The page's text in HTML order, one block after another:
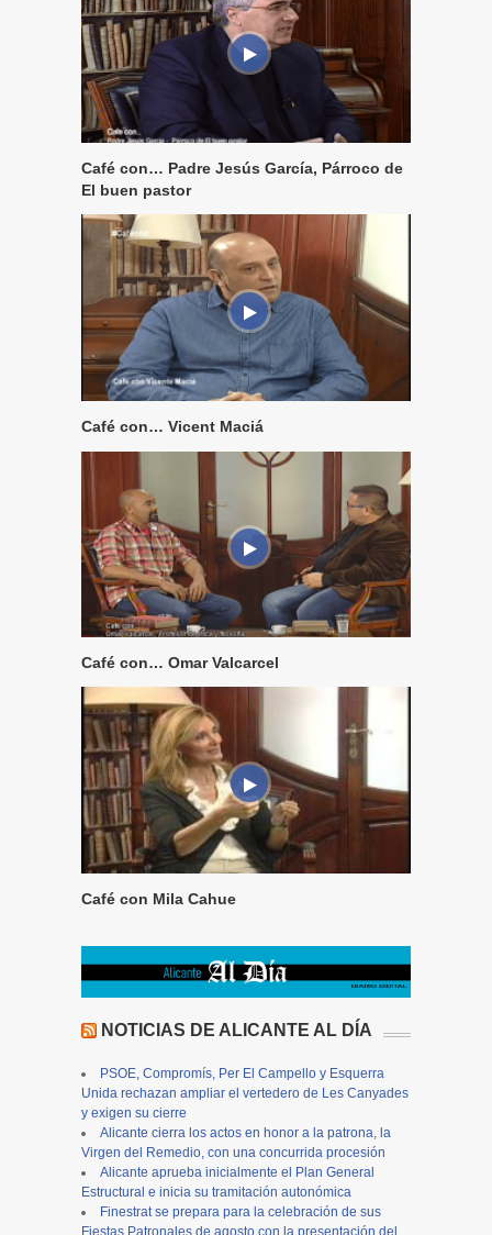
Café con… Padre Jesús García, Párroco de
El buen pastor
Café con… Vicent Maciá
Café con… Omar Valcarcel
Café con Mila Cahue
NOTICIAS DE ALICANTE AL DÍA
PSOE, Compromís, Per El Campello y Esquerra
Unida rechazan ampliar el vertedero de Les Canyades
y exigen su cierre
Alicante cierra los actos en honor a la patrona, la
Virgen del Remedio, con una concurrida procesión
Alicante aprueba inicialmente el Plan General
Estructural e inicia su tramitación autonómica
Finestrat se prepara para la celebración de sus
Fiestas Patronales de agosto con la presentación del